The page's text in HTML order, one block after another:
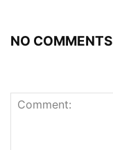
NO COMMENTS